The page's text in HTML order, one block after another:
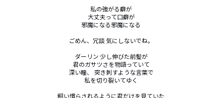
私の強がる癖が
大丈夫って口癖が
邪魔になる邪魔になる
ごめん、冗談 気にしないでね。
ダーリン 少し伸びた前髪が
君のガサツさを物語っていて
深い瞳、 突き刺すような言葉で
私を切り裂いてゆく
飼い慣らされるように君だけを見ていた